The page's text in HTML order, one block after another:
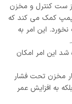
ست کنترل و مخزن
کمک می کند که
این امر به
شد این امر امکان
مخزن تحت فشار
به افزایش عمر